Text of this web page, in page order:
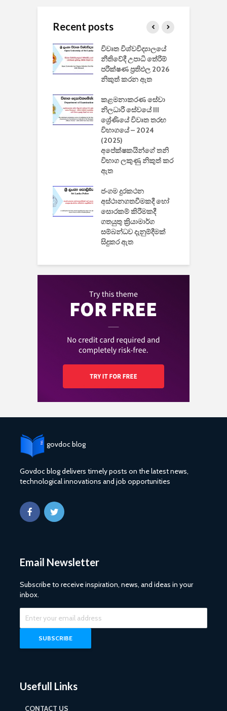
Recent posts
විවෘත විශ්වවිද්‍යාලයේ
නීතිවේදී උපාධි තේරීම්
පරීක්ෂණ ප්‍රතිඵල 2026
නිකුත් කරන ඇත
කළමනාකරණ සේවා
නිලධාරී සේවයේ III
ශ්‍රේණියේ විවෘත තරඟ
විභාගයේ – 2024
(2025)
අපේක්ෂකයින්ගේ තනි
විභාග ලකුණු නිකුත් කර
ඇත
ජංගම දුරකථන
අස්ථානගතවීමකදී හෝ
සොරකම් කිරීමකදී
ගතයුතු ක්‍රියාමාර්ග
සම්බන්ධව දැනුම්දීමක්
සිදුකර ඇත
govdoc blog
Govdoc blog delivers timely posts on the latest news,
technological innovations and job opportunities
Email Newsletter
Subscribe to receive inspiration, news, and ideas in your
inbox.
Usefull Links
CONTACT US